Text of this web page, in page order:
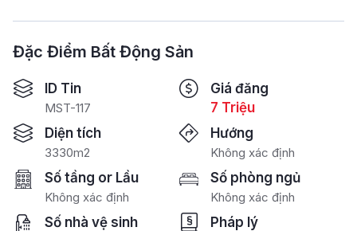
Đặc Điểm Bất Động Sản
ID Tin
MST-117
Giá đăng
7 Triệu
Diện tích
3330m2
Hướng
Không xác định
Số tầng or Lầu
Không xác định
Số phòng ngủ
Không xác định
Số nhà vệ sinh Pháp lý